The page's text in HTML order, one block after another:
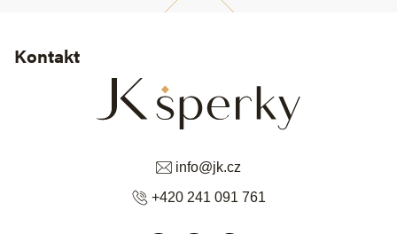
Kontakt
info@jk.cz
+420 241 091 761